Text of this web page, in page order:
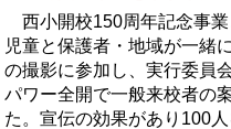
西小開校150周年記念事業
児童と保護者・地域が一緒
の撮影に参加し、実行委員
パワー全開で一般来校者の
た。宣伝の効果があり100